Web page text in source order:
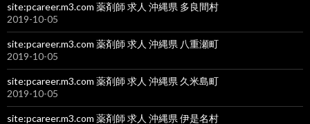
site:pcareer.m3.com 薬剤師 求人 沖縄県 多良間村
2019-10-05
site:pcareer.m3.com 薬剤師 求人 沖縄県 八重瀬町
2019-10-05
site:pcareer.m3.com 薬剤師 求人 沖縄県 久米島町
2019-10-05
site:pcareer.m3.com 薬剤師 求人 沖縄県 伊是名村